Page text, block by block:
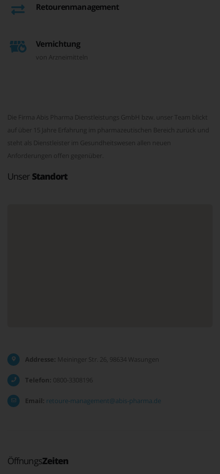
Retourenmanagement
Vernichtung
von Arzneimitteln
Die Firma Abis Pharma Dienstleistungs GmbH bzw. unser Team blickt
auf über 15 Jahre Erfahrung im pharmazeutischen Bereich zurück und
steht als Dienstleister im Gesundheitswesen allen neuen
Anforderungen offen gegenüber.
Unser Standort
Addresse: Meininger Str. 26, 98634 Wasungen
Telefon: 0800-3308196
Email: retoure-management@abis-pharma.de
ÖffnungsZeiten